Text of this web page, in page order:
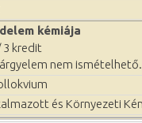
kémiája
3 kredit
nem ismételhető.
és Környezeti